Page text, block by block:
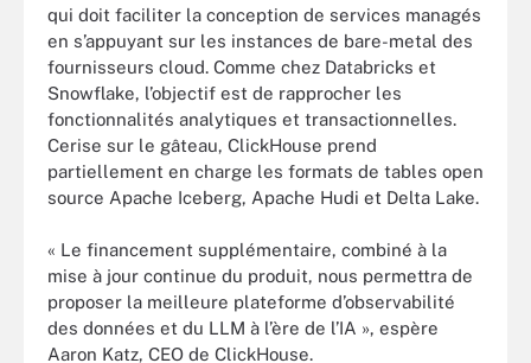
qui doit faciliter la conception de services managés
en s’appuyant sur les instances de bare-metal des
fournisseurs cloud. Comme chez Databricks et
Snowflake, l’objectif est de rapprocher les
fonctionnalités analytiques et transactionnelles.
Cerise sur le gâteau, ClickHouse prend
partiellement en charge les formats de tables open
source Apache Iceberg, Apache Hudi et Delta Lake.
« Le financement supplémentaire, combiné à la
mise à jour continue du produit, nous permettra de
proposer la meilleure plateforme d’observabilité
des données et du LLM à l’ère de l’IA », espère
Aaron Katz, CEO de ClickHouse.